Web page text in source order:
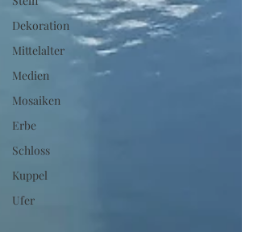
Dekoration
Mittelalter
Medien
Mosaiken
Erbe
Schloss
Kuppel
Ufer